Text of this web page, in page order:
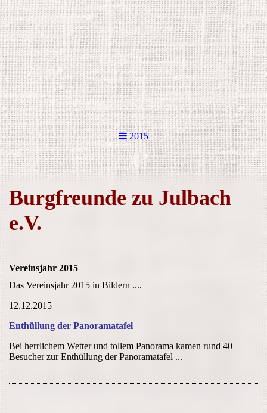
2015
Burgfreunde zu Julbach
e.V.
Vereinsjahr 2015
Das Vereinsjahr 2015 in Bildern ....
12.12.2015
Enthüllung der Panoramatafel
Bei herrlichem Wetter und tollem Panorama kamen rund 40
Besucher zur Enthüllung der Panoramatafel ...